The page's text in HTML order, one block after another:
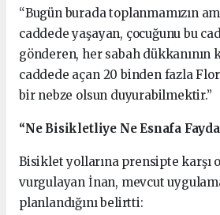
“Bugün burada toplanmamızın
caddede yaşayan, çocuğunu bu
gönderen, her sabah dükkanının
caddede açan 20 binden fazla
bir nebze olsun duyurabilmektir.”
“Ne Bisikletliye Ne Esnafa
Bisiklet yollarına prensipte karşı
vurgulayan İnan, mevcut
planlandığını belirtti: